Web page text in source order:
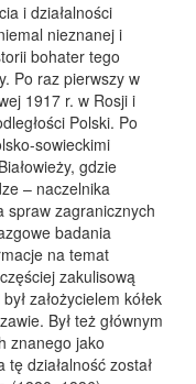
i działalności
nieznanej i
bohater tego
Po raz pierwszy w
1917 r. w Rosji i
Polski. Po
sowieckimi
gdzie
– naczelnika
spraw zagranicznych
badania
na temat
zakulisową
założycielem kółek
Był też głównym
znanego jako
działalność został